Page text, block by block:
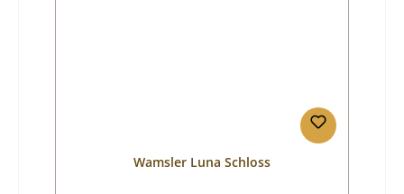
Wamsler Luna Schloss